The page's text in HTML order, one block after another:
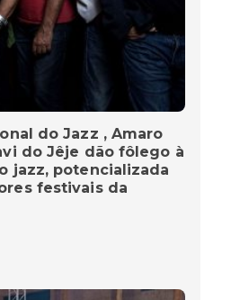
do Jazz , Amaro
do Jêje dão fôlego à
jazz, potencializada
festivais da